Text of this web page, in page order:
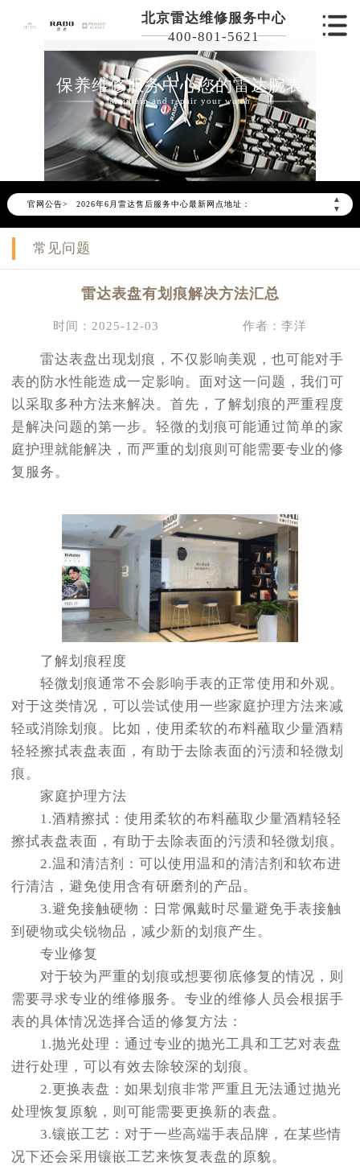
北京雷达维修服务中心
400-801-5621
保养维修服务中心您的雷达腕表
Maintain and repair your watch
官网公告>
▲
▼
2026年6月雷达北京市售后服务网络优化升级公告
2026年6月北京市雷达官方售后客户服务热线：400-801-5621
2026年6月雷达售后服务中心最新网点地址：
北京市东城区东长安街1号东方广场写字楼W3座6层602室（需提前预约）
常见问题
雷达表盘有划痕解决方法汇总
时间：2025-12-03 作者：李洋
雷达表盘出现划痕，不仅影响美观，也可能对手
表的防水性能造成一定影响。面对这一问题，我们可
以采取多种方法来解决。首先，了解划痕的严重程度
是解决问题的第一步。轻微的划痕可能通过简单的家
庭护理就能解决，而严重的划痕则可能需要专业的修
复服务。
了解划痕程度
轻微划痕通常不会影响手表的正常使用和外观。
对于这类情况，可以尝试使用一些家庭护理方法来减
轻或消除划痕。比如，使用柔软的布料蘸取少量酒精
轻轻擦拭表盘表面，有助于去除表面的污渍和轻微划
痕。
家庭护理方法
1.酒精擦拭：使用柔软的布料蘸取少量酒精轻轻
擦拭表盘表面，有助于去除表面的污渍和轻微划痕。
2.温和清洁剂：可以使用温和的清洁剂和软布进
行清洁，避免使用含有研磨剂的产品。
3.避免接触硬物：日常佩戴时尽量避免手表接触
到硬物或尖锐物品，减少新的划痕产生。
专业修复
对于较为严重的划痕或想要彻底修复的情况，则
需要寻求专业的维修服务。专业的维修人员会根据手
表的具体情况选择合适的修复方法：
1.抛光处理：通过专业的抛光工具和工艺对表盘
进行处理，可以有效去除较深的划痕。
2.更换表盘：如果划痕非常严重且无法通过抛光
处理恢复原貌，则可能需要更换新的表盘。
3.镶嵌工艺：对于一些高端手表品牌，在某些情
况下还会采用镶嵌工艺来恢复表盘的原貌。